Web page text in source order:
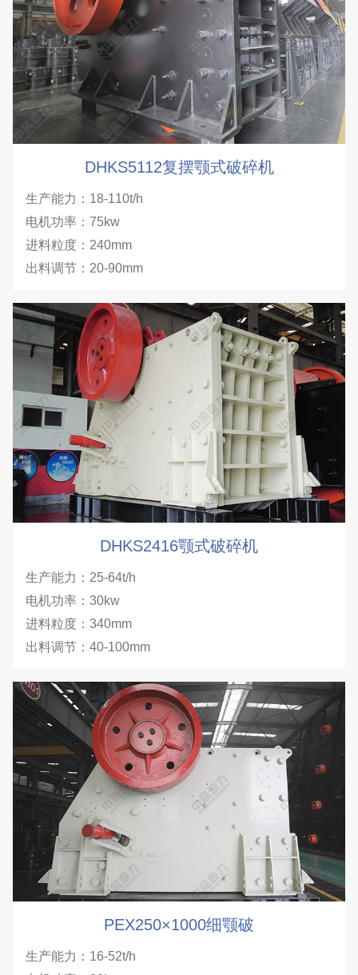
DHKS5112复摆颚式破碎机
生产能力：18-110t/h
电机功率：75kw
进料粒度：240mm
出料调节：20-90mm
DHKS2416颚式破碎机
生产能力：25-64t/h
电机功率：30kw
进料粒度：340mm
出料调节：40-100mm
PEX250×1000细颚破
生产能力：16-52t/h